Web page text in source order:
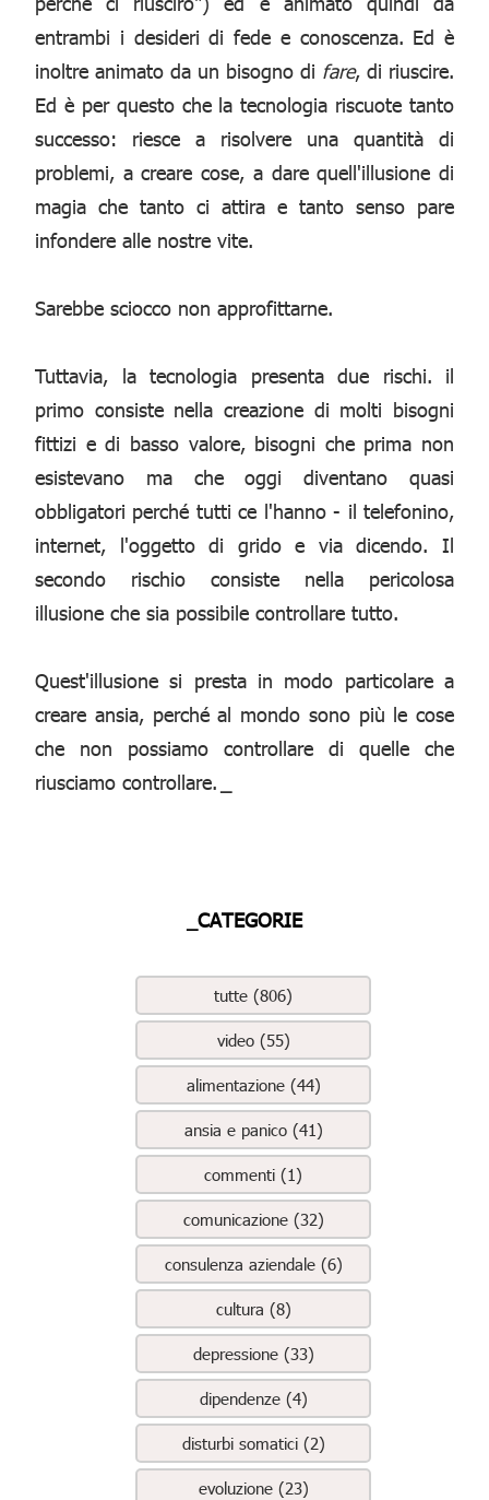
entrambi i desideri di fede e conoscenza. Ed è
inoltre animato da un bisogno di fare, di riuscire.
Ed è per questo che la tecnologia riscuote tanto
successo: riesce a risolvere una quantità di
problemi, a creare cose, a dare quell'illusione di
magia che tanto ci attira e tanto senso pare
infondere alle nostre vite.
Sarebbe sciocco non approfittarne.
Tuttavia, la tecnologia presenta due rischi. il
primo consiste nella creazione di molti bisogni
fittizi e di basso valore, bisogni che prima non
esistevano ma che oggi diventano quasi
obbligatori perché tutti ce l'hanno - il telefonino,
internet, l'oggetto di grido e via dicendo. Il
secondo rischio consiste nella pericolosa
illusione che sia possibile controllare tutto.
Quest'illusione si presta in modo particolare a
creare ansia, perché al mondo sono più le cose
che non possiamo controllare di quelle che
riusciamo controllare.
_CATEGORIE
tutte (806)
video (55)
alimentazione (44)
ansia e panico (41)
commenti (1)
comunicazione (32)
consulenza aziendale (6)
cultura (8)
depressione (33)
dipendenze (4)
disturbi somatici (2)
evoluzione (23)